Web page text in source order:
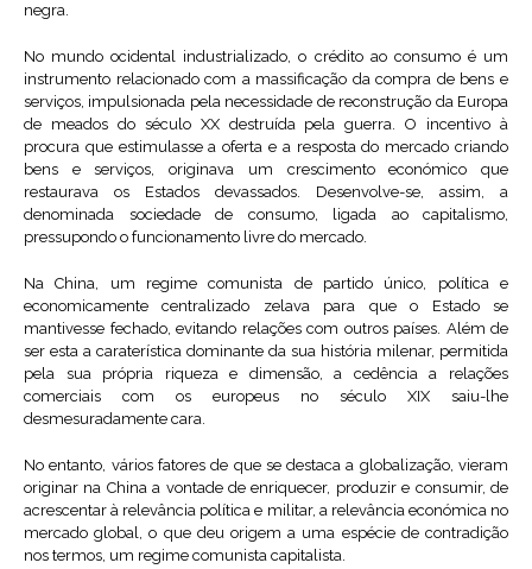
negra.
No mundo ocidental industrializado, o crédito ao consumo é um
instrumento relacionado com a massificação da compra de bens e
serviços, impulsionada pela necessidade de reconstrução da Europa
de meados do século XX destruída pela guerra. O incentivo à
procura que estimulasse a oferta e a resposta do mercado criando
bens e serviços, originava um crescimento económico que
restaurava os Estados devassados. Desenvolve-se, assim, a
denominada sociedade de consumo, ligada ao capitalismo,
pressupondo o funcionamento livre do mercado.
Na China, um regime comunista de partido único, política e
economicamente centralizado zelava para que o Estado se
mantivesse fechado, evitando relações com outros países. Além de
ser esta a caraterística dominante da sua história milenar, permitida
pela sua própria riqueza e dimensão, a cedência a relações
comerciais com os europeus no século XIX saiu-lhe
desmesuradamente cara.
No entanto, vários fatores de que se destaca a globalização, vieram
originar na China a vontade de enriquecer, produzir e consumir, de
acrescentar à relevância política e militar, a relevância económica no
mercado global, o que deu origem a uma espécie de contradição
nos termos, um regime comunista capitalista.